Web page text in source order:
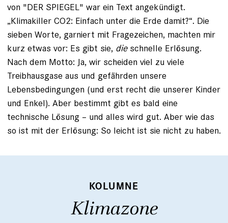
von "DER SPIEGEL" war ein Text angekündigt.
„Klimakiller CO2: Einfach unter die Erde damit?“. Die
sieben Worte, garniert mit Fragezeichen, machten mir
kurz etwas vor: Es gibt sie, dieschnelle Erlösung.
Nach dem Motto: Ja, wir scheiden viel zu viele
Treibhausgase aus und gefährden unsere
Lebensbedingungen (und erst recht die unserer Kinder
und Enkel). Aber bestimmt gibt es bald eine
technische Lösung – und alles wird gut. Aber wie das
so ist mit der Erlösung: So leicht ist sie nicht zu haben.
KOLUMNE
Klimazone